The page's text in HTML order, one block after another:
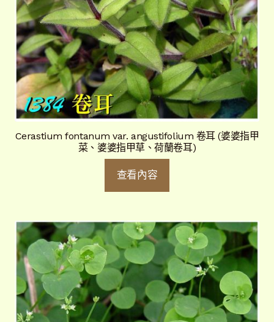
Cerastium fontanum var. angustifolium 卷耳 (婆婆指甲
菜、婆婆指甲草、荷蘭卷耳)
查看內容